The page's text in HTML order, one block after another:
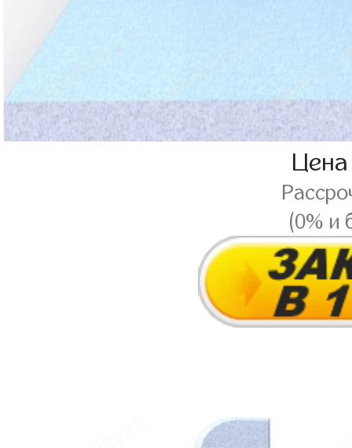
(0% и